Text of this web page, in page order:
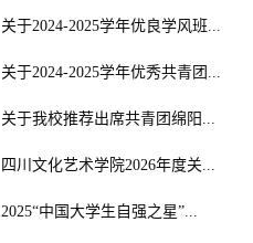
关于2024-2025学年优良学风班...
关于2024-2025学年优秀共青团...
关于我校推荐出席共青团绵阳...
四川文化艺术学院2026年度关...
2025“中国大学生自强之星”...